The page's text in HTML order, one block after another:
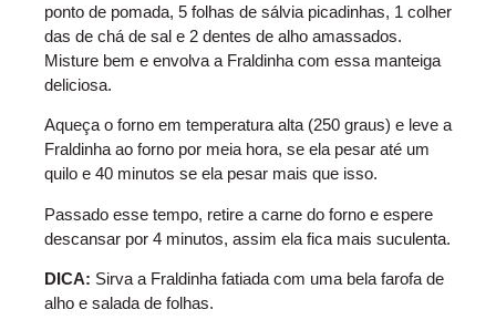
ponto de pomada, 5 folhas de sálvia picadinhas, 1 colher
das de chá de sal e 2 dentes de alho amassados.
Misture bem e envolva a Fraldinha com essa manteiga
deliciosa.
Aqueça o forno em temperatura alta (250 graus) e leve a
Fraldinha ao forno por meia hora, se ela pesar até um
quilo e 40 minutos se ela pesar mais que isso.
Passado esse tempo, retire a carne do forno e espere
descansar por 4 minutos, assim ela fica mais suculenta.
DICA: Sirva a Fraldinha fatiada com uma bela farofa de
alho e salada de folhas.